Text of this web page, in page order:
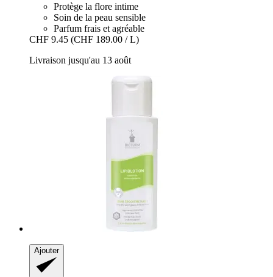
Protège la flore intime
Soin de la peau sensible
Parfum frais et agréable
CHF 9.45 (CHF 189.00 / L)
Livraison jusqu'au 13 août
Ajouter